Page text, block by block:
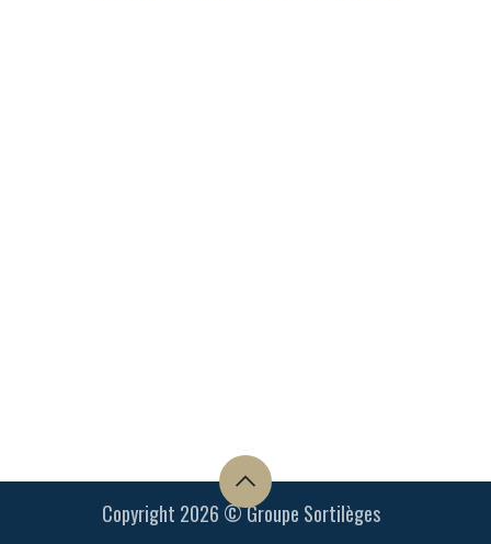
Copyright 2026 © Groupe Sortilèges